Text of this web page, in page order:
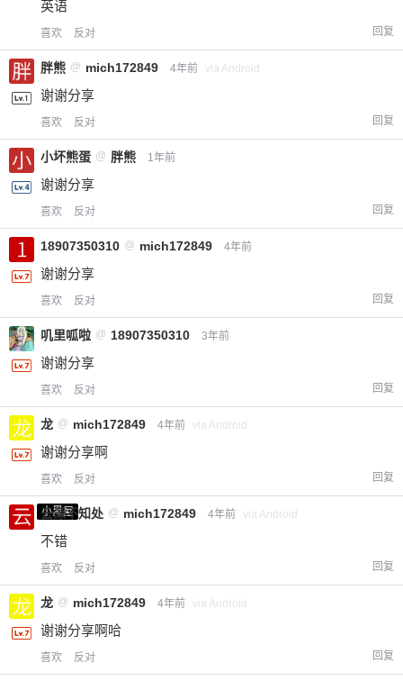
英语
喜欢 反对 回复
胖熊 @ mich172849 4年前 via Android
谢谢分享
喜欢 反对 回复
小坏熊蛋 @ 胖熊 1年前
谢谢分享
喜欢 反对 回复
18907350310 @ mich172849 4年前
谢谢分享
喜欢 反对 回复
叽里呱啦 @ 18907350310 3年前
谢谢分享
喜欢 反对 回复
龙 @ mich172849 4年前 via Android
谢谢分享啊
喜欢 反对 回复
小黑屋
云深不知处 @ mich172849 4年前 via Android
不错
喜欢 反对 回复
龙 @ mich172849 4年前 via Android
谢谢分享啊哈
喜欢 反对 回复
限。
忘记密码？